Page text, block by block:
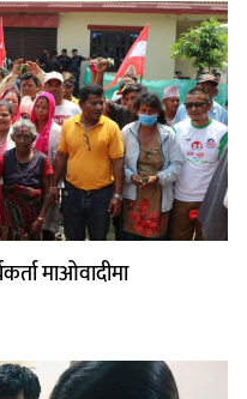
माओवादीमा